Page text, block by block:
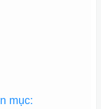
mục: